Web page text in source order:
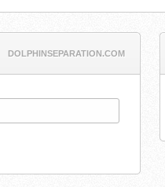
DOLPHINSEPARATION.COM